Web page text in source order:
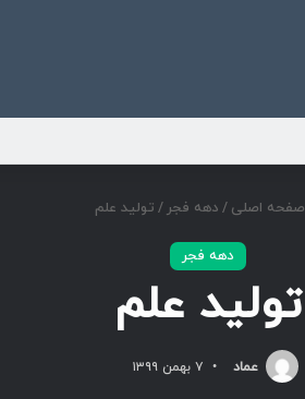
صفحه اصلی / دهه فجر / تولید علم
دهه فجر
تولید علم
عماد ۷ بهمن ۱۳۹۹